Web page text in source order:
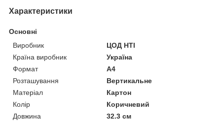
Характеристики
Основні
Виробник
ЦОД НТІ
Країна виробник
Україна
Формат
A4
Розташування
Вертикальне
Матеріал
Картон
Колір
Коричневий
Довжина
32.3 см